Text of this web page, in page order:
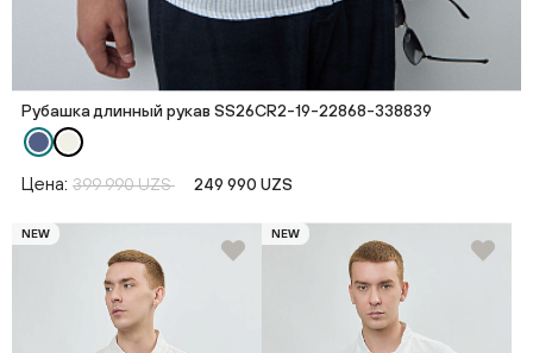
Рубашка длинный рукав SS26CR2-19-22868-338839
Цена: 399 990 UZS 249 990 UZS
NEW NEW